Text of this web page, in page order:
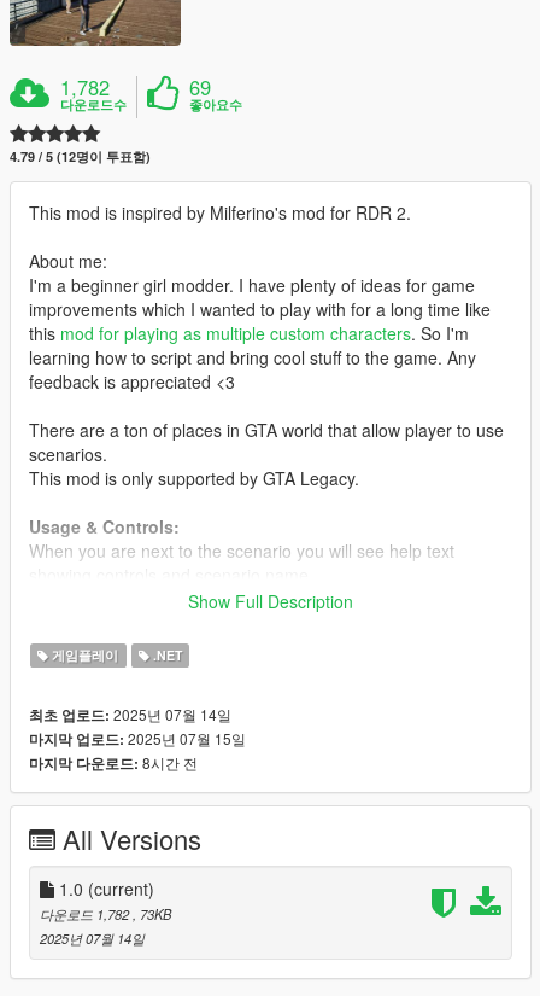
1,782
다운로드수
69
좋아요수
4.79 / 5 (12명이 투표함)
This mod is inspired by Milferino's mod for RDR 2.
About me:
I'm a beginner girl modder. I have plenty of ideas for game
improvements which I wanted to play with for a long time like
this mod for playing as multiple custom characters. So I'm
learning how to script and bring cool stuff to the game. Any
feedback is appreciated <3
There are a ton of places in GTA world that allow player to use
scenarios.
This mod is only supported by GTA Legacy.
Usage & Controls:
When you are next to the scenario you will see help text
Use scenario: Melee attack light (R on keyboard or B on
Stop scenario: Melee attack light (R on keyboard or B on
gamepad)
Requirements
Scripthook V + Scripthook V .Net
1.0
Initial release
Show Full Description
게임플레이 .NET
최초 업로드: 2025년 07월 14일
마지막 업로드: 2025년 07월 15일
마지막 다운로드: 8시간 전
All Versions
1.0 (current)
다운로드 1,782 , 73KB
2025년 07월 14일